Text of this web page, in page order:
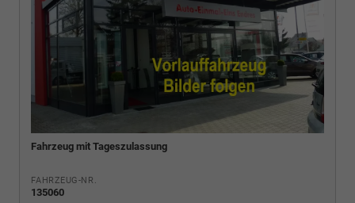
Fahrzeug mit Tageszulassung
FAHRZEUG-NR.
135060